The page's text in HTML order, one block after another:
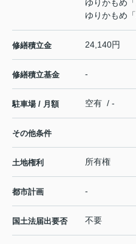
ゆりかもめ 「
ゆりかもめ 「
修繕積立金 24,140円
修繕積立基金 -
駐車場 / 月額 空有 / -
その他条件
土地権利 所有権
都市計画 -
国土法届出要否 不要